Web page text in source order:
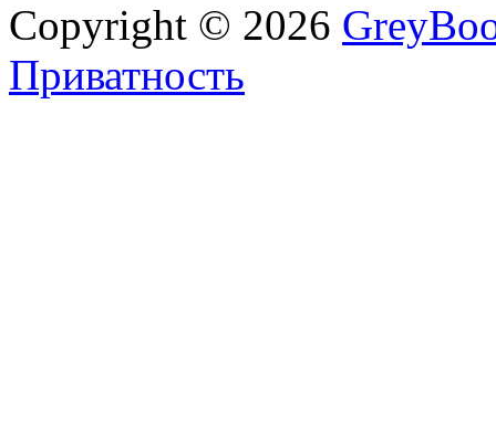
Copyright © 2026
Приватность